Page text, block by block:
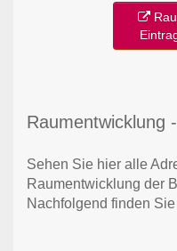
Raumentwicklung
Sehen Sie hier alle
Raumentwicklung der
Nachfolgend finden